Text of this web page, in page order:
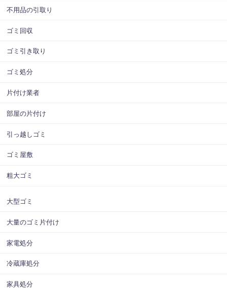
不用品の引取り
ゴミ回収
ゴミ引き取り
ゴミ処分
片付け業者
部屋の片付け
引っ越しゴミ
ゴミ屋敷
粗大ゴミ
大型ゴミ
大量のゴミ片付け
家電処分
冷蔵庫処分
家具処分